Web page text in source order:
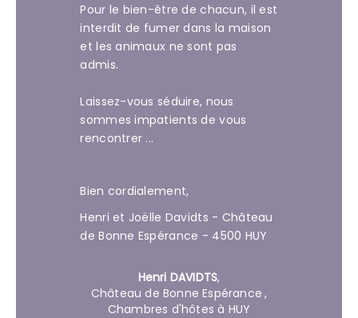
Pour le bien-être de chacun, il est
interdit de fumer dans la maison
et les animaux ne sont pas
admis.
Laissez-vous séduire, nous
sommes impatients de vous
rencontrer ...
Bien cordialement,
Henri et Joëlle Davidts - Château
de Bonne Espérance - 4500 HUY
Henri DAVIDTS,
Château de Bonne Espérance ,
Chambres d'hôtes à HUY